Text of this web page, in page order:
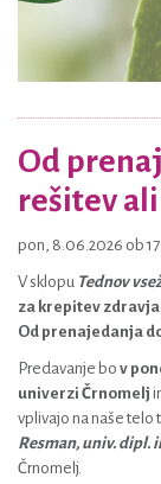
Od
rešitev
pon, 8.06.2026 ob
V sklopu Tednov
za krepitev
Od prenajedanja
Predavanje bo v
univerzi Črnomelj
vplivajo na naše telo
Resman, univ. dipl.
Črnomelj.